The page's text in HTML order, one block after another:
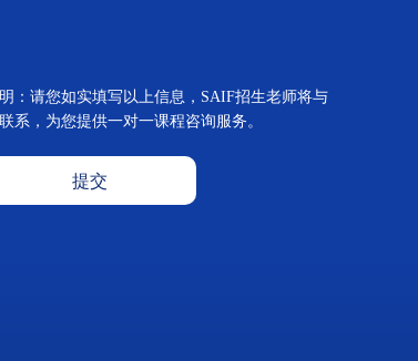
：请您如实填写以上信息，SAIF招生老师将与
系，为您提供一对一课程咨询服务。
提交